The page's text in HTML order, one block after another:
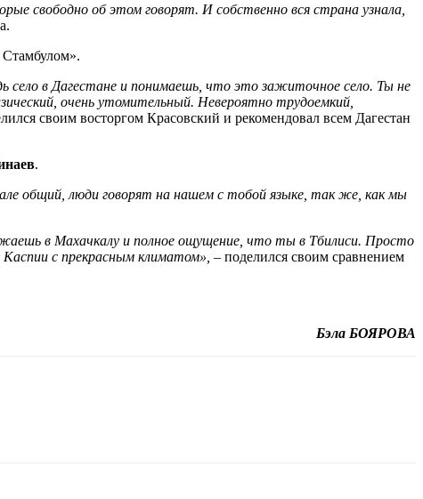
свободно об этом говорят. И собственно вся страна узнала,
Стамбулом».
село в Дагестане и понимаешь, что это зажиточное село. Ты не
очень утомительный. Невероятно трудоемкий,
своим восторгом Красовский и рекомендовал всем Дагестан
.
общий, люди говорят на нашем с тобой языке, так же, как мы
в Махачкалу и полное ощущение, что ты в Тбилиси. Просто
с прекрасным климатом», – поделился своим сравнением
Бэла БОЯРОВА